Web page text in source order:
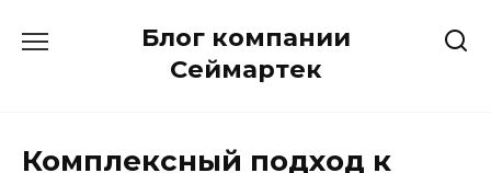
Блог компании
Сеймартек
Комплексный подход к